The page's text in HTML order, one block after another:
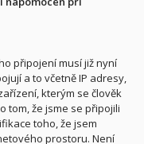
připojení musí již nyní
a to včetně IP adresy,
kterým se člověk
tom, že jsme se připojili
toho, že jsem
prostoru. Není